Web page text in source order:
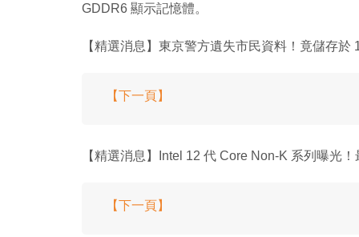
GDDR6 顯示記憶體。
【精選消息】東京警方遺失市民資料！竟儲存於
【下一頁】
【精選消息】Intel 12 代 Core Non-K 系列曝光
【下一頁】